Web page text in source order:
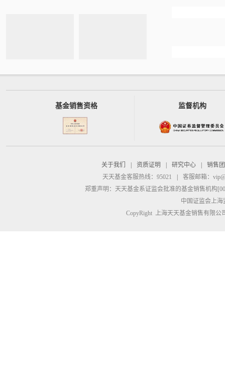
基金销售资格 监督机构
关于我们 资质证明 研究中心
销售
天天基金客服热线：95021
客服邮箱：
郑重声明： 天天基金系证监会批准的基金销售机构
中国证监会上
CopyRight 上海天天基金销售有限